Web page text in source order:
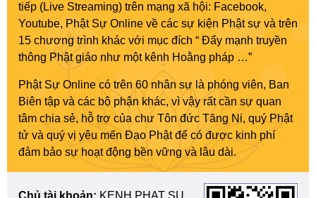
tiếp (Live Streaming) trên mạng xã hội: Facebook,
Youtube, Phật Sự Online về các sự kiện Phật sự và trên
15 chương trình khác với mục đích “ Đẩy mạnh truyền
thông Phật giáo như một kênh Hoằng pháp …”
Phật Sự Online có trên 60 nhân sự là phóng viên, Ban
Biên tập và các bộ phận khác, vì vậy rất cần sự quan
tâm chia sẻ, hỗ trợ của chư Tôn đức Tăng Ni, quý Phật
tử và quý vị yêu mến Đạo Phật để có được kinh phí
đảm bảo sự hoạt động bền vững và lâu dài.